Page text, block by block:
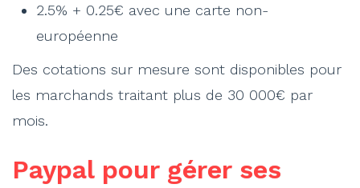
2.5% + 0.25€ avec une carte non-
européenne
Des cotations sur mesure sont disponibles pour
les marchands traitant plus de 30 000€ par
mois.
Paypal pour gérer ses